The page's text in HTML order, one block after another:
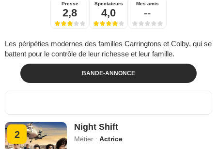
Presse
2,8
Spectateurs
4,0
Mes amis
--
Les péripéties modernes des familles Carringtons et Colby, qui se
battent pour le contrôle de leur richesse et leur famille.
BANDE-ANNONCE
2
Night Shift
Métier :Actrice